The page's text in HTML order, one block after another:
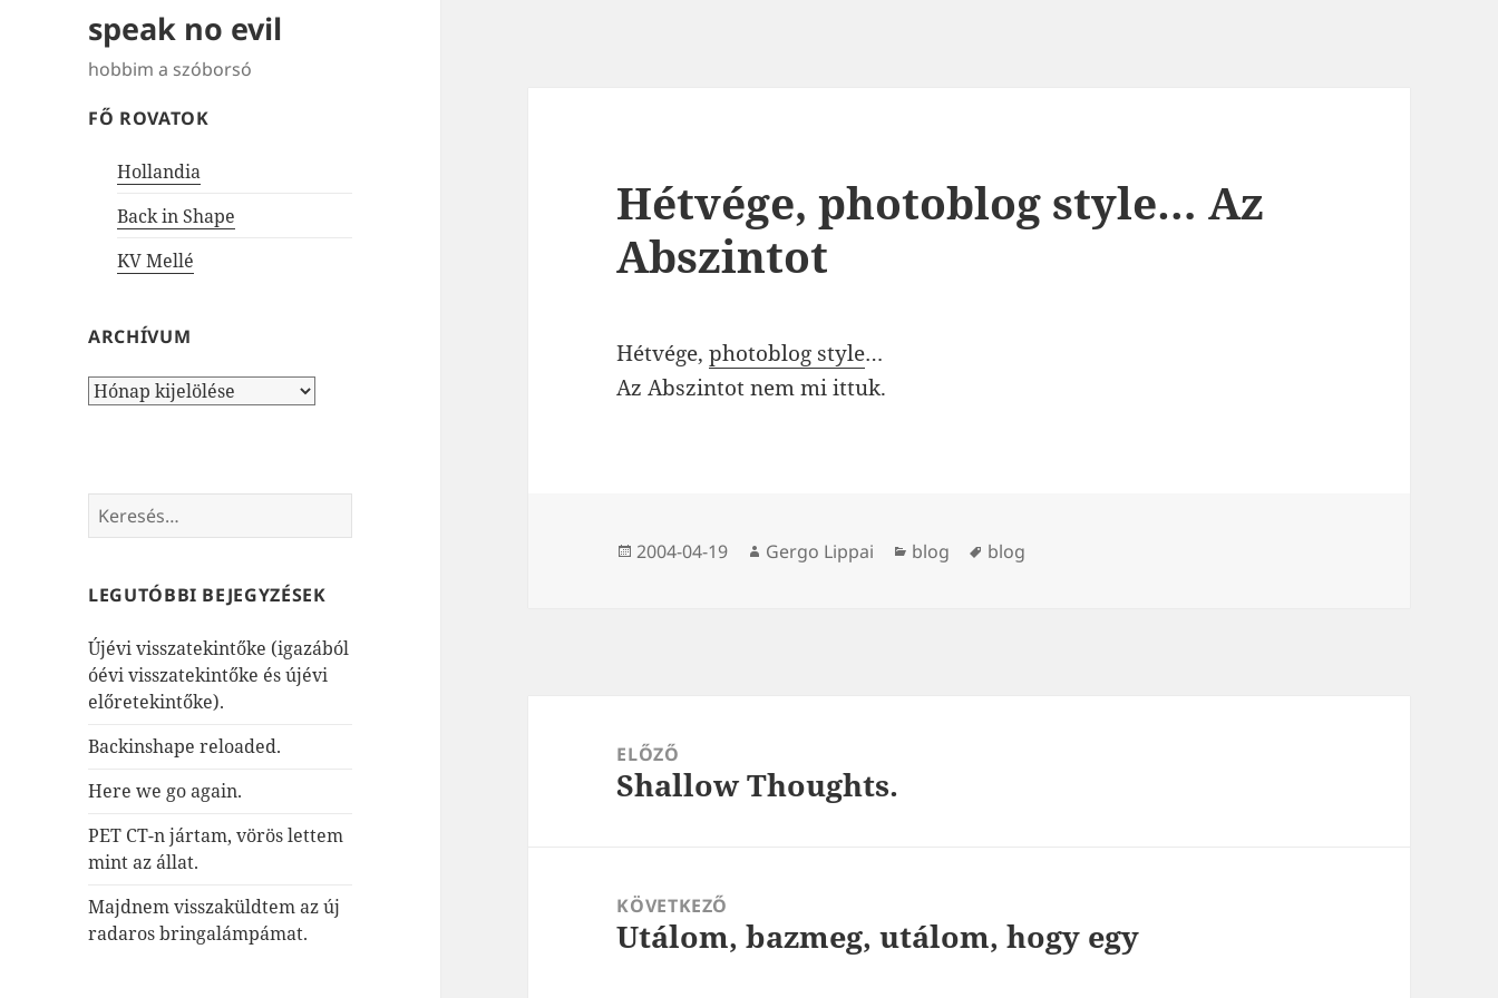
speak no evil
hobbim a szóborsó
FŐ ROVATOK
Hollandia
Back in Shape
KV Mellé
ARCHÍVUM
Archívum
Keresés:
LEGUTÓBBI BEJEGYZÉSEK
Újévi visszatekintőke (igazából
óévi visszatekintőke és újévi
előretekintőke).
Backinshape reloaded.
Here we go again.
PET CT-n jártam, vörös lettem
mint az állat.
Majdnem visszaküldtem az új
radaros bringalámpámat.
Hétvége, photoblog style… Az
Abszintot
Hétvége,photoblog style…
Az Abszintot nem mi ittuk.
Közzétéve
2004-04-19 Szerző
Gergo Lippai Kategória
blog Címke
blog
navigációELŐZŐ
Korábbi
Shallow Thoughts.
KÖVETKEZŐ
Következő
Utálom, bazmeg, utálom, hogy egy